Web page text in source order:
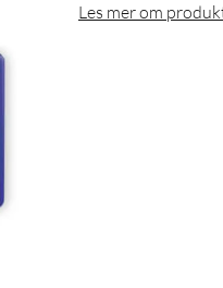
Les mer om